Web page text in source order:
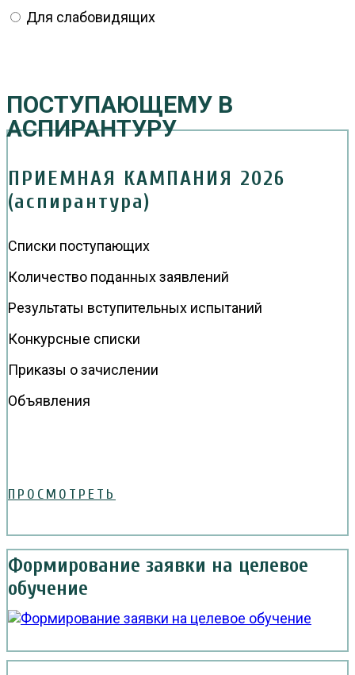
Для слабовидящих
ПОСТУПАЮЩЕМУ В
АСПИРАНТУРУ
ПРИЕМНАЯ КАМПАНИЯ 2026
(аспирантура)
Списки поступающих
Количество поданных заявлений
Результаты вступительных испытаний
Конкурсные списки
Приказы о зачислении
Объявления
ПРОСМОТРЕТЬ
Формирование заявки на целевое
обучение